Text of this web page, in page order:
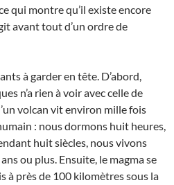
qui montre qu’il existe encore
avant tout d’un ordre de
à garder en tête. D’abord,
n’a rien à voir avec celle de
volcan vit environ mille fois
: nous dormons huit heures,
huit siècles, nous vivons
ou plus. Ensuite, le magma se
à près de 100 kilomètres sous la